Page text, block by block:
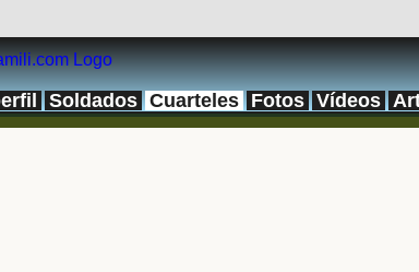
Soldados Cuarteles Fotos Vídeos